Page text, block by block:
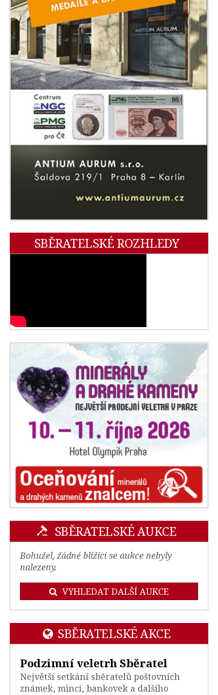
SBĚRATELSKÉ ROZHLEDY
SBĚRATELSKÉ AUKCE
Bohužel, žádné blížící se aukce nebyly
nalezeny.
VYHLEDAT DALŠÍ AUKCE
SBĚRATELSKÉ AKCE
Podzimní veletrh Sběratel
Největší setkání sběratelů poštovních
známek, mincí, bankovek a dalšího